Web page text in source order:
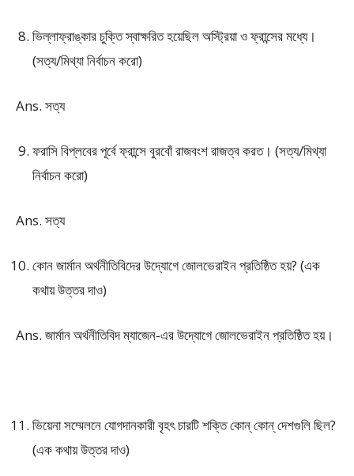
ভিল্লাফ্রাঙ্কার চুক্তি স্বাক্ষরিত হয়েছিল অস্ট্রিয়া ও ফ্রান্সের মধ্যে।
(সত্য/মিথ্যা নির্বাচন করো)
Ans. সত্য
ফরাসি বিপ্লবের পূর্বে ফ্রান্সে বুরবোঁ রাজবংশ রাজত্ব করত। (সত্য/মিথ্যা
নির্বাচন করো)
Ans. সত্য
কোন জার্মান অর্থনীতিবিদের উদ্যোগে জোলভেরাইন প্রতিষ্ঠিত হয়? (এক
কথায় উত্তর দাও)
Ans. জার্মান অর্থনীতিবিদ ম্যাজেন-এর উদ্যোগে জোলভেরাইন প্রতিষ্ঠিত হয়।
ভিয়েনা সম্মেলনে যোগদানকারী বৃহৎ চারটি শক্তি কোন্ কোন্ দেশগুলি ছিল?
(এক কথায় উত্তর দাও)